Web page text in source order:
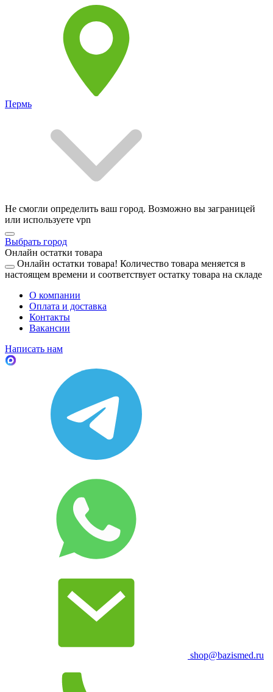
Пермь
Не смогли определить ваш город. Возможно вы заграницей
или используете vpn
Выбрать город
Онлайн остатки товара
Онлайн остатки товара! Количество товара меняется в
настоящем времени и соответствует остатку товара на складе
О компании
Оплата и доставка
Контакты
Вакансии
Написать нам
shop@bazismed.ru